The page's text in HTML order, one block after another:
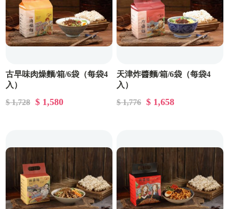
古早味肉燥麵/箱/6袋（每袋4
入）
$ 1,728
$ 1,580
天津炸醬麵/箱/6袋（每袋4
入）
$ 1,776
$ 1,658